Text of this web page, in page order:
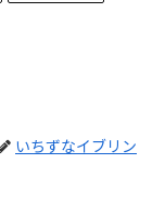
いちずなイブリン